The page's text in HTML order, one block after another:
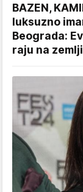
BAZEN,
luksuzno
Beograda:
raju na zemlji